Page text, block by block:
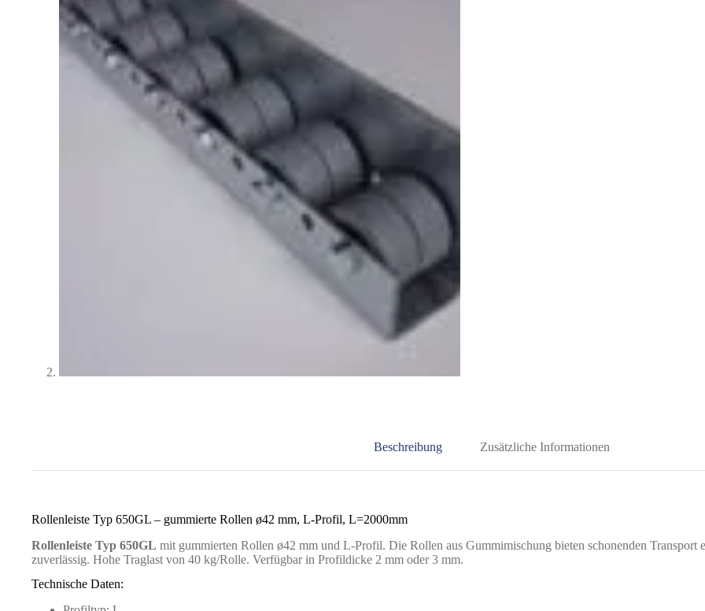
Beschreibung Zusätzliche Informationen
Rollenleiste Typ 650GL – gummierte Rollen ø42 mm, L-Profil, L=2000mm
Rollenleiste Typ 650GL mit gummierten Rollen ø42 mm und L-Profil. Die Rollen aus Gummimischung bieten schonenden Transport
zuverlässig. Hohe Traglast von 40 kg/Rolle. Verfügbar in Profildicke 2 mm oder 3 mm.
Technische Daten: